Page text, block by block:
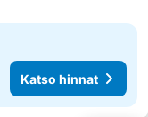
Katso hinnat